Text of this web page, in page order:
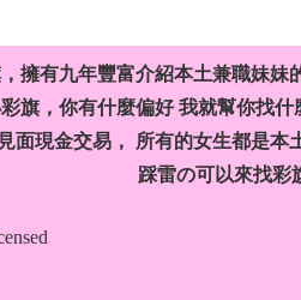
擁有九年豐富介紹本土兼職妹
旗，你有什麼偏好 我就幫你找
面現金交易， 所有的女生都是
踩雷の可以來找彩